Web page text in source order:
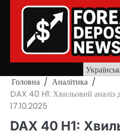
Головна
Аналітика
DAX 40 H1: Хвильовий аналіз
17.10.2025
DAX 40 H1: